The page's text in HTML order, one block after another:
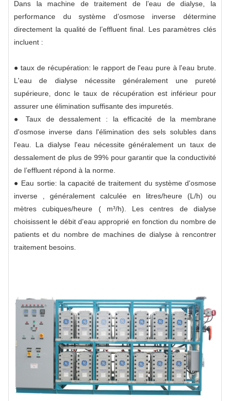
Dans la machine de traitement de l’eau de dialyse, la
performance du système d’osmose inverse détermine
directement la qualité de l’effluent final. Les paramètres clés
incluent :
● taux de récupération: le rapport de l'eau pure à l'eau brute.
L'eau de dialyse nécessite généralement une pureté
supérieure, donc le taux de récupération est inférieur pour
assurer une élimination suffisante des impuretés.
● Taux de dessalement : la efficacité de la membrane
d'osmose inverse dans l'élimination des sels solubles dans
l'eau. La dialyse l'eau nécessite généralement un taux de
dessalement de plus de 99% pour garantir que la conductivité
de l’effluent répond à la norme.
● Eau sortie: la capacité de traitement du système d'osmose
inverse , généralement calculée en litres/heure (L/h) ou
mètres cubiques/heure ( m³/h). Les centres de dialyse
choisissent le débit d'eau approprié en fonction du nombre de
patients et du nombre de machines de dialyse à rencontrer
traitement besoins.